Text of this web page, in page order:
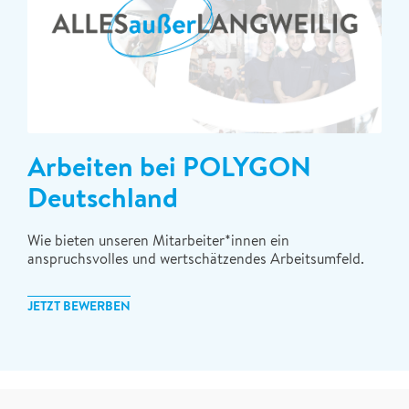
Arbeiten bei POLYGON
Deutschland
Wie bieten unseren Mitarbeiter*innen ein
anspruchsvolles und wertschätzendes Arbeitsumfeld.
JETZT BEWERBEN